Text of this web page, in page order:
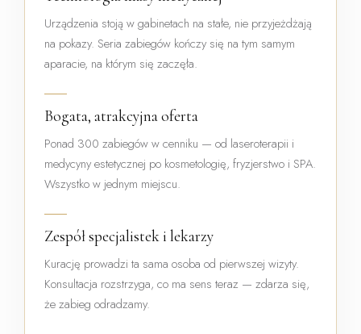
Urządzenia stoją w gabinetach na stałe, nie przyjeżdżają
na pokazy. Seria zabiegów kończy się na tym samym
aparacie, na którym się zaczęła.
Bogata, atrakcyjna oferta
Ponad 300 zabiegów w cenniku — od laseroterapii i
medycyny estetycznej po kosmetologię, fryzjerstwo i SPA.
Wszystko w jednym miejscu.
Zespół specjalistek i lekarzy
Kurację prowadzi ta sama osoba od pierwszej wizyty.
Konsultacja rozstrzyga, co ma sens teraz — zdarza się,
że zabieg odradzamy.